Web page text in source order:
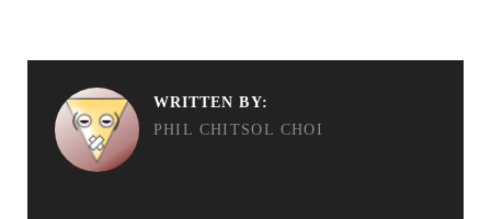
WRITTEN BY:
PHIL CHITSOL CHOI